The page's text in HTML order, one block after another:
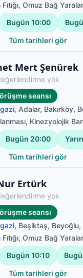
, Omuz Bağ
Bugün 10:00
Tüm tarihleri gör
Mert Şenürek
yok
seansı
, Adalar, Bakırköy,
, Kinezyolojik
Bugün 20:00 Yarın
Tüm tarihleri gör
Ertürk
yok
seansı
, Beşiktaş, Beyoğlu,
, Omuz Bağ
Bugün 10:10
Tüm tarihleri gör